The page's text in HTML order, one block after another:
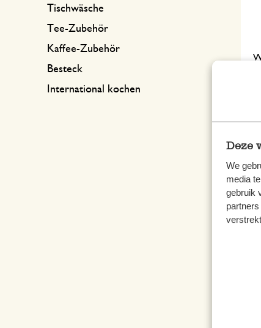
Deze
We
media
gebruik
Tischwäsche
Tee-Zubehör
Kaffee-Zubehör
Besteck
International kochen